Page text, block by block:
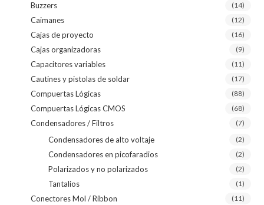
Buzzers (14)
Caimanes (12)
Cajas de proyecto (16)
Cajas organizadoras (9)
Capacitores variables (11)
Cautines y pistolas de soldar (17)
Compuertas Lógicas (88)
Compuertas Lógicas CMOS (68)
Condensadores / Filtros (7)
Condensadores de alto voltaje (2)
Condensadores en picofaradios (2)
Polarizados y no polarizados (2)
Tantalios (1)
Conectores Mol / Ribbon (11)